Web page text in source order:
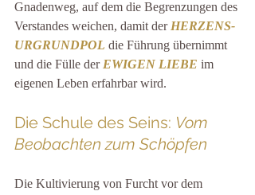
Gnadenweg, auf dem die Begrenzungen des
Verstandes weichen, damit der HERZENS-
URGRUNDPOL die Führung übernimmt
und die Fülle der EWIGEN LIEBE im
eigenen Leben erfahrbar wird.
Die Schule des Seins: Vom
Beobachten zum Schöpfen
Die Kultivierung von Furcht vor dem